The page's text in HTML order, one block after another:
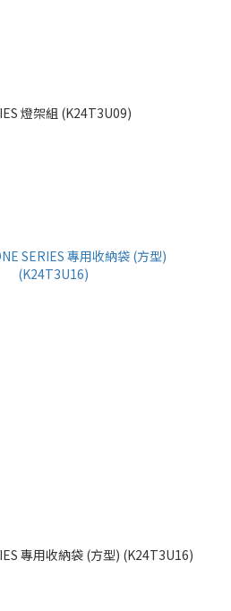
燈架組 (K24T3U09)
專用收納袋 (方型) (K24T3U16)